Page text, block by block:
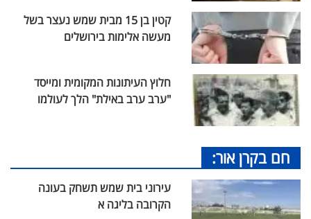
קטין בן 15 מבית שמש נעצר בשל
מעשה אלימות בירושלים
חלוץ העיתונות המקומית ומייסד
"ערב ערב באילת" הלך לעולמו
חם בקרן אור:
עירוני בית שמש תשחק בעונה
הקרובה בליגה א